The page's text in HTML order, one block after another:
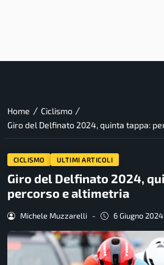
Home / Ciclismo /
Giro del Delfinato 2024, quinta tappa:
CICLISMO ULTIMI ARTICOLI
Giro del Delfinato 2024,
percorso e altimetria
Michele Muzzarelli - 6 Giugno 2024